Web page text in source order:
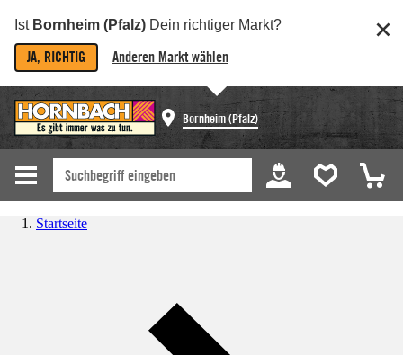
Ist Bornheim (Pfalz) Dein richtiger Markt?
JA, RICHTIG Anderen Markt wählen
Bornheim (Pfalz)
Startseite